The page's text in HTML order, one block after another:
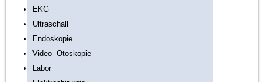
EKG
Ultraschall
Endoskopie
Video- Otoskopie
Labor